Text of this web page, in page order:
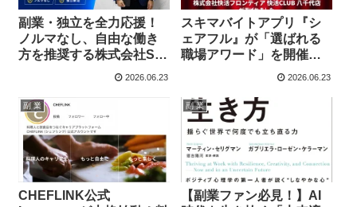
副業・独立を全力応援！
ノルマなし、自由な働き
方を推奨する株式会社SA
の新採用サイトが副業フ
2026.06.23
スキマバイトアプリ『シ
ェアフル』が「選ばれる
職場アワード」を開催！
快活CLUB 八千代店が長
は？
2026.06.23
副 業
CHEFLINK公式
副 業
【副業ファン必見！】AI